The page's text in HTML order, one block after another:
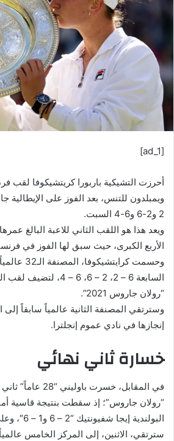
ب
ر
ي
د
ا
ك
ت
ي
ا
[ad_1]
أحرزت التشيكية باربورا كريتشيكوفا لقب
2 و2-6 و6-4 السبت.
الأربع الكبرى، حيث سبق لها الفوز في فرنسا
وحسمت
السابعة 6 – 2، 2 – 6، 6 –
“رولان جاروس 2021”.
وسترتقي المصنفة الثانية عالمياً سابقاً إلى
إنجازها في نادي عموم إنجلترا.
خسارة ثاني نهائي
في المقابل، خسرت
“رولان جاروس”؛ إذ سقطت بنتيجة قاسية
البولندية
سترتقي، الاثنين، إلى المركز الخامس